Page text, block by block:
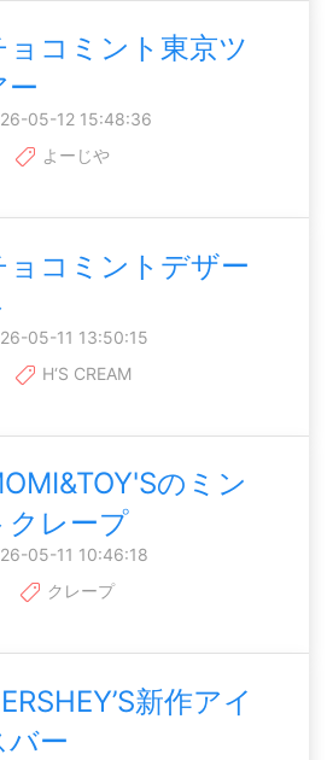
ョコミント東京ツ
ー
05-12 15:48:36
よーじや
ョコミントデザー
05-11 13:50:15
H‘S CREAM
のミン
クレープ
05-11 10:46:18
クレープ
新作アイ
バー